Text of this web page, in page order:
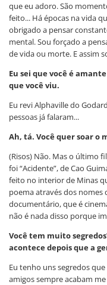
que eu adoro. São
feito... Há épocas na vida
obrigado a pensar
mental. Sou forçado a
de vida ou morte. E assim
Eu sei que você é
que você viu.
Eu revi Alphaville do
pessoas já falaram...
Ah, tá. Você quer soar o
(Risos) Não. Mas o último
foi “Acidente”, de Cao
feito no interior de Minas
poema através dos nomes
documentário, que é
não é nada disso porque
Você tem muito
acontece depois que a
Eu tenho uns segredos
amigos sempre acabam